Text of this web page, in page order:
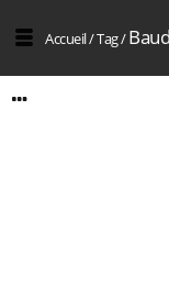
Accueil/Tag/